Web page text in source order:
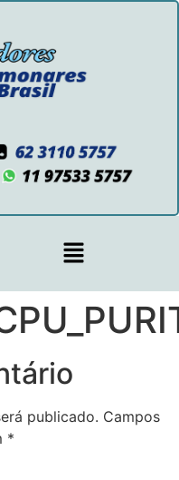
publicado. Campos
*